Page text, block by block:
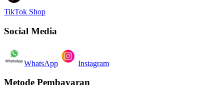
TikTok Shop
Social Media
WhatsApp Instagram
Metode Pembayaran